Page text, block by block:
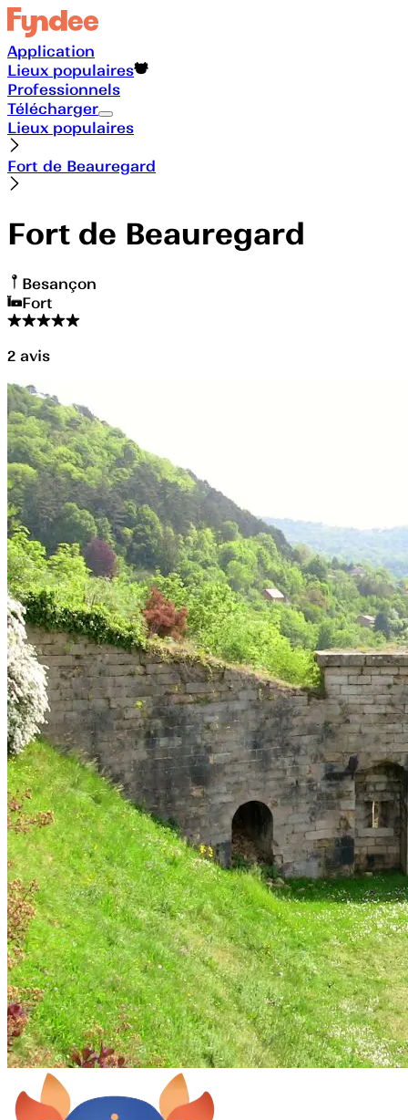
Application
Lieux populaires
Professionnels
Télécharger
Lieux populaires
Fort de Beauregard
Fort de Beauregard
Besançon
Fort
2 avis